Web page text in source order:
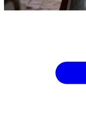
Show more